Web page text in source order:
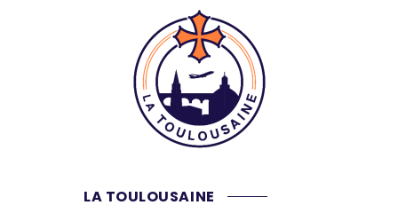
LA TOULOUSAINE